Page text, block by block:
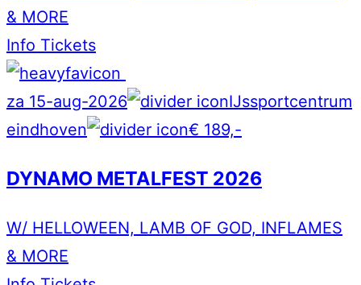
& MORE
Info Tickets
za 15-aug-2026
IJssportcentrum
eindhoven
€ 189,-
DYNAMO METALFEST 2026
W/ HELLOWEEN, LAMB OF GOD, INFLAMES
& MORE